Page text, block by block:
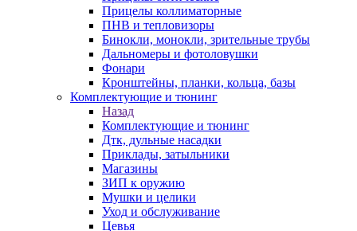
Прицелы коллиматорные
ПНВ и тепловизоры
Бинокли, монокли, зрительные трубы
Дальномеры и фотоловушки
Фонари
Кронштейны, планки, кольца, базы
Комплектующие и тюнинг
Назад
Комплектующие и тюнинг
Дтк, дульные насадки
Приклады, затыльники
Магазины
ЗИП к оружию
Мушки и целики
Уход и обслуживание
Цевья